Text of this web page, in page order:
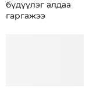
бүдүүлэг алдаа
гаргажээ